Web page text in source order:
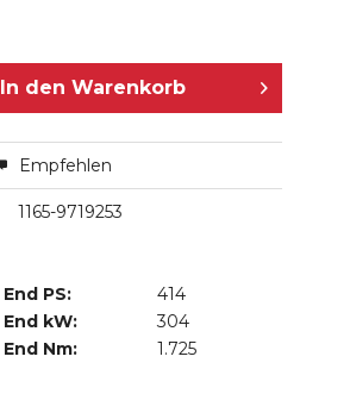
In den Warenkorb
Empfehlen
1165-9719253
End PS:
414
End kW:
304
End Nm:
1.725